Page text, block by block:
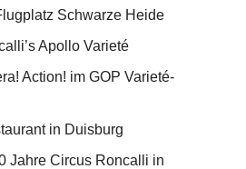
Schwarze Heide
Apollo Varieté
Action! im GOP Varieté-
in Duisburg
Jahre Circus Roncalli in